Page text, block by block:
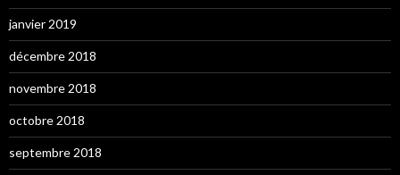
janvier 2019
décembre 2018
novembre 2018
octobre 2018
septembre 2018